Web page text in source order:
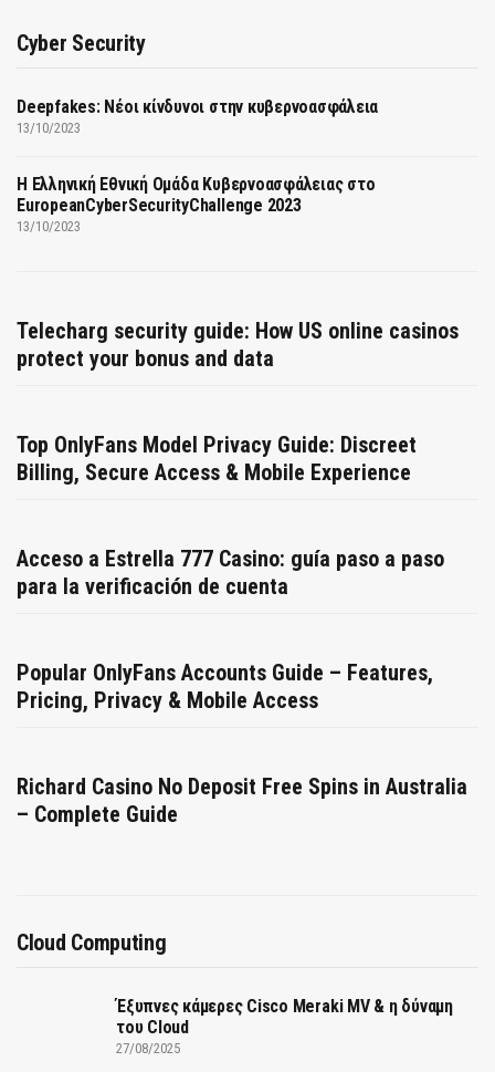
Cyber Security
Deepfakes: Νέοι κίνδυνοι στην κυβερνοασφάλεια
13/10/2023
Η Ελληνική Εθνική Ομάδα Κυβερνοασφάλειας στο
EuropeanCyberSecurityChallenge 2023
13/10/2023
Telecharg security guide: How US online casinos
protect your bonus and data
Top OnlyFans Model Privacy Guide: Discreet
Billing, Secure Access & Mobile Experience
Acceso a Estrella 777 Casino: guía paso a paso
para la verificación de cuenta
Popular OnlyFans Accounts Guide – Features,
Pricing, Privacy & Mobile Access
Richard Casino No Deposit Free Spins in Australia
– Complete Guide
Cloud Computing
Έξυπνες κάμερες Cisco Meraki MV & η δύναμη
του Cloud
27/08/2025